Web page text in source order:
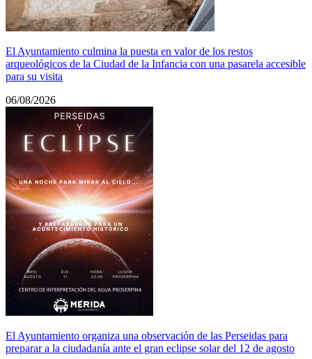
El Ayuntamiento culmina la puesta en valor de los restos
arqueológicos de la Ciudad de la Infancia con una pasarela accesible
para su visita
06/08/2026
El Ayuntamiento organiza una observación de las Perseidas para
preparar a la ciudadanía ante el gran eclipse solar del 12 de agosto